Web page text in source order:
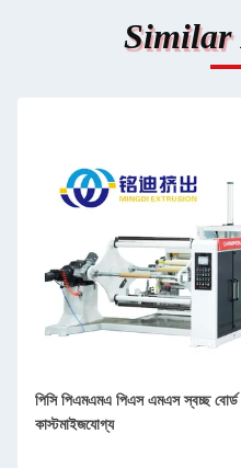
Similar
পিপি পিই এবিএস পুরু বোর্ড উত্পাদন
কম্পিউটারাইজড